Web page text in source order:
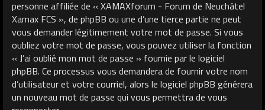
personne affiliée de « XAMAXforum - Forum de Neuchâtel
Xamax FCS », de phpBB ou une d’une tierce partie ne peut
vous demander légitimement votre mot de passe. Si vous
oubliez votre mot de passe, vous pouvez utiliser la fonction
« J’ai oublié mon mot de passe » fournie par le logiciel
phpBB. Ce processus vous demandera de fournir votre nom
d’utilisateur et votre courriel, alors le logiciel phpBB générera
un nouveau mot de passe qui vous permettra de vous